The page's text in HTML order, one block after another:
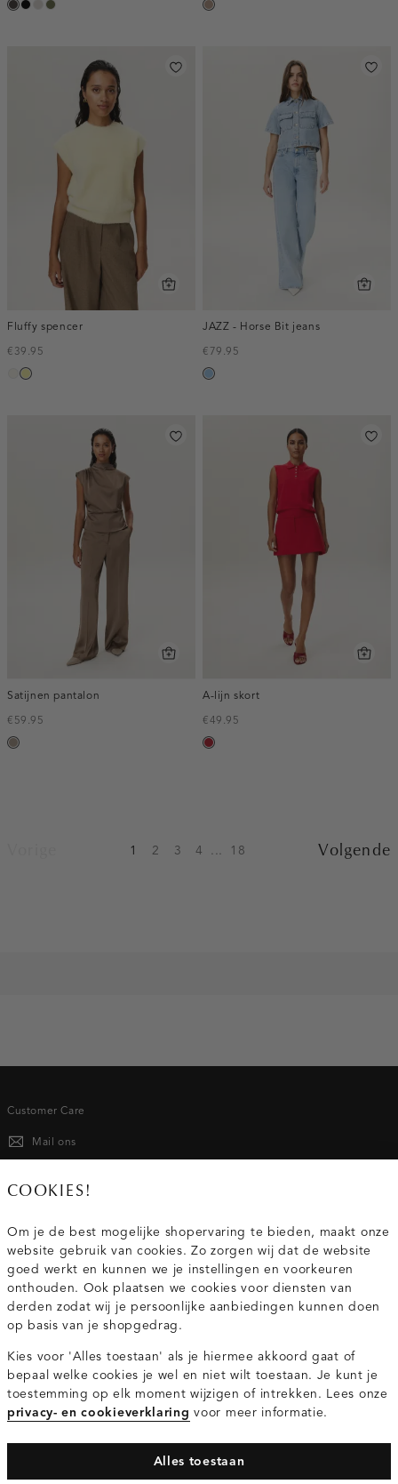
chocozwarttaupe,
groen,
taupe,
Fluffy spencer
€39.95
creme,
lichtgeel
JAZZ - Horse Bit jeans
€79.95
blauw,
Satijnen pantalon
€59.95
taupe,
A-lijn skort
€49.95
donkerrood
1 2 3 4 ... 18 Volgende
Customer Care
Mail ons
020 - 3412 667
Service
Wij zijn Costes
Topcategorieën voor jou
Privacy- en cookieverklaringAlgemene Voorwaarden
COOKIES!
Om je de best mogelijke shopervaring te bieden, maakt onze
website gebruik van cookies. Zo zorgen wij dat de website
goed werkt en kunnen we je instellingen en voorkeuren
onthouden. Ook plaatsen we cookies voor diensten van
derden zodat wij je persoonlijke aanbiedingen kunnen doen
op basis van je shopgedrag.
Kies voor 'Alles toestaan' als je hiermee akkoord gaat of
bepaal welke cookies je wel en niet wilt toestaan. Je kunt je
toestemming op elk moment wijzigen of intrekken. Lees onze
privacy- en cookieverklaring voor meer informatie.
Alles toestaan